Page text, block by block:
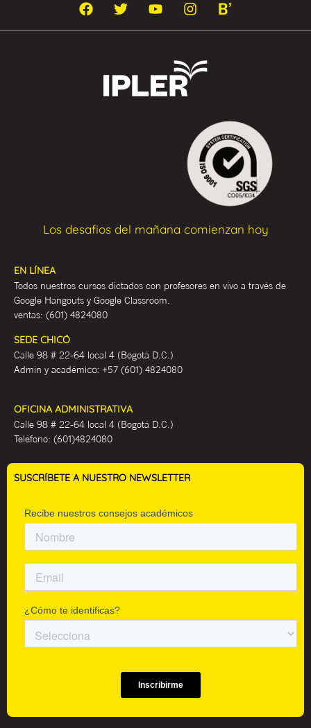
Los desafios del mañana comienzan hoy
EN LÍNEA
Todos nuestros cursos dictados con profesores en vivo a través de
Google Hangouts y Google Classroom.
ventas: (601) 4824080
SEDE CHICÓ
Calle 98 # 22-64 local 4 (Bogotá D.C.)
Admin y académico: +57 (601) 4824080
OFICINA ADMINISTRATIVA
Calle 98 # 22-64 local 4 (Bogotá D.C.)
Teléfono: (601)4824080
SUSCRÍBETE A NUESTRO NEWSLETTER